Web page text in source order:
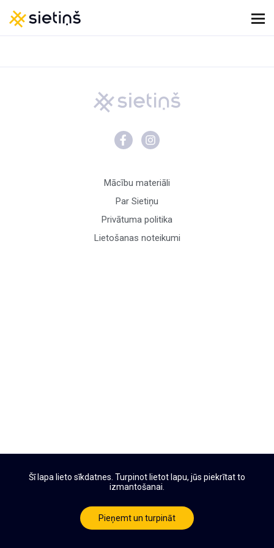
Šī lapa lieto sīkdatnes. Turpinot lietot lapu, jūs piekrītat to
izmantošanai.
Pieņemt un turpināt
Mācību materiāli
Par Sietiņu
Privātuma politika
Lietošanas noteikumi